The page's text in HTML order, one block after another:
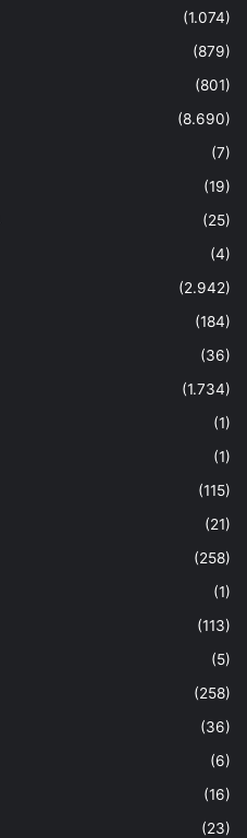
(1.074)
(879)
(801)
(8.690)
(7)
(19)
(25)
(4)
(2.942)
(184)
(36)
(1.734)
(1)
(1)
(115)
(21)
(258)
(1)
(113)
(5)
(258)
(36)
(6)
(16)
(23)